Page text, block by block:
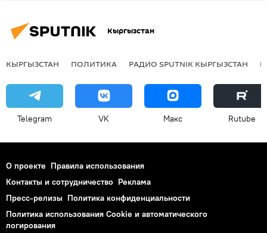
Кыргызстан
КЫРГЫЗСТАН ПОЛИТИКА РАДИО SPUTNIK КЫРГЫЗСТАН
Telegram VK Макс Rutube
О проекте Правила использования
Контакты и сотрудничество Реклама
Пресс-релизы Политика конфиденциальности
Политика использования Cookie и автоматического
логирования